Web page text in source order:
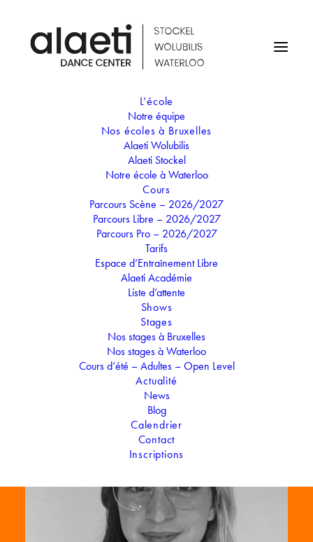
L’école
Notre équipe
Nos écoles à Bruxelles
Alaeti Wolubilis
Alaeti Stockel
Notre école à Waterloo
Cours
Parcours Scène – 2026/2027
Parcours Libre – 2026/2027
Parcours Pro – 2026/2027
Tarifs
Espace d’Entraînement Libre
Alaeti Académie
Liste d’attente
Shows
Stages
Nos stages à Bruxelles
Nos stages à Waterloo
Cours d’été – Adultes – Open Level
Actualité
News
Blog
Calendrier
Contact
Inscriptions
Secrétaire Wolubilis & Stockel
Sasha Esteban Gonzalez
Étudiante en droit et danseuse, Sasha sera ravie de vous
accueillir et de répondre à vos questions les samedis au
centre Stockel et les dimanches au centre Wolubilis !